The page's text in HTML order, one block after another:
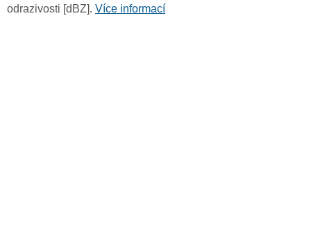
odrazivosti [dBZ]. Více informací